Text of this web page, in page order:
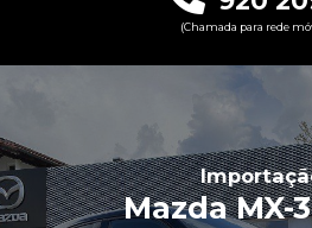
(Chamada para rede
Mazda MX-